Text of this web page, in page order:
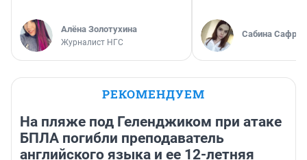
Алёна Золотухина
Журналист НГС
Сабина
РЕКОМЕНДУЕМ
На пляже под Геленджиком при атаке
БПЛА погибли преподаватель
английского языка и ее 12-летняя